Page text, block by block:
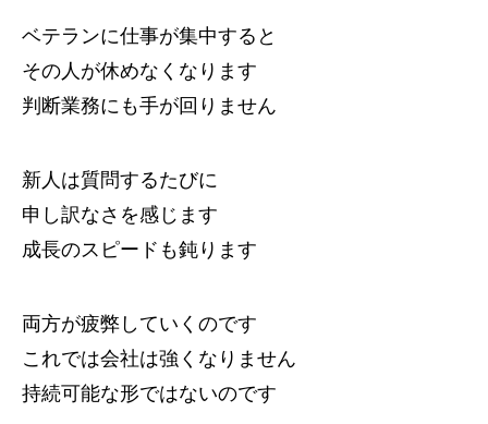
ベテランに仕事が集中すると
その人が休めなくなります
判断業務にも手が回りません
新人は質問するたびに
申し訳なさを感じます
成長のスピードも鈍ります
両方が疲弊していくのです
これでは会社は強くなりません
持続可能な形ではないのです